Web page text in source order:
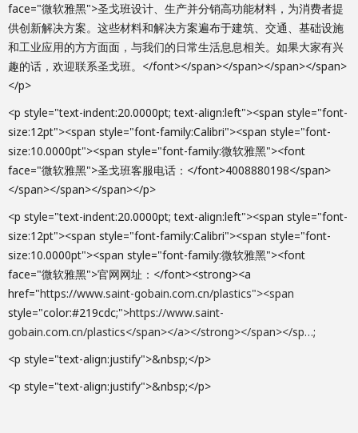
face="微软雅黑">圣戈班设计、生产并分销高功能材料，为消费者提
供创新解决方案。这些材料和解决方案遍布于建筑、交通、基础设施
和工业应用的方方面面，与我们的日常生活息息相关。如果大家有兴
趣的话，欢迎联系圣戈班。</font></span></span></span></span>
</p>
<p style="text-indent:20.0000pt; text-align:left"><span style="font-
size:12pt"><span style="font-family:Calibri"><span style="font-
size:10.0000pt"><span style="font-family:微软雅黑"><font
face="微软雅黑">圣戈班客服电话：</font>4008880198</span>
</span></span></span></p>
<p style="text-indent:20.0000pt; text-align:left"><span style="font-
size:12pt"><span style="font-family:Calibri"><span style="font-
size:10.0000pt"><span style="font-family:微软雅黑"><font
face="微软雅黑">官网网址：</font><strong><a
href="https://www.saint-gobain.com.cn/plastics"><span
style="color:#219cdc;">https://www.saint-
gobain.com.cn/plastics</span></a></strong></span></sp…;
<p style="text-align:justify">&nbsp;</p>
<p style="text-align:justify">&nbsp;</p>